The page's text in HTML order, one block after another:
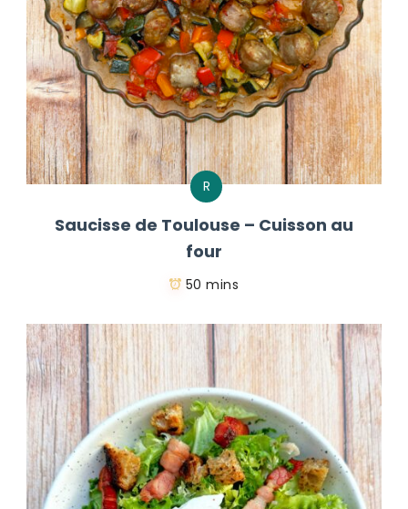
R
Saucisse de Toulouse – Cuisson au
four
50 mins